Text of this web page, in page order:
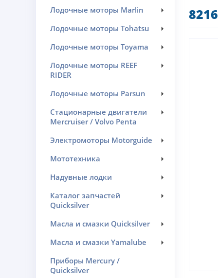
Лодочные моторы Marlin
Лодочные моторы Tohatsu
Лодочные моторы Toyama
Лодочные моторы REEF
RIDER
Лодочные моторы Parsun
Стационарные двигатели
Mercruiser / Volvo Penta
Электромоторы Motorguide
Мототехника
Надувные лодки
Каталог запчастей
Quicksilver
Масла и смазки Quicksilver
Масла и смазки Yamalube
Приборы Mercury /
Quicksilver